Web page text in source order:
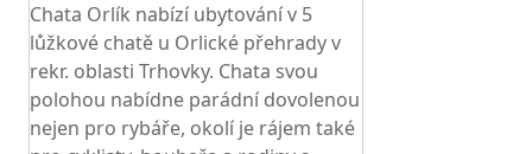
Chata Orlík nabízí ubytování v 5
lůžkové chatě u Orlické přehrady v
rekr. oblasti Trhovky. Chata svou
polohou nabídne parádní dovolenou
nejen pro rybáře, okolí je rájem také